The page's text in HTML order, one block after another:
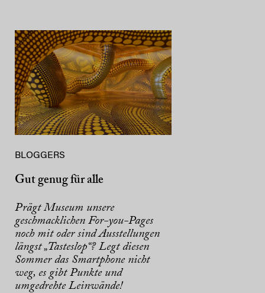
BLOGGERS
Gut genug für alle
Prägt Museum unsere
geschmacklichen For-you-Pages
noch mit oder sind Ausstellungen
längst „Tasteslop“? Legt diesen
Sommer das Smartphone nicht
weg, es gibt Punkte und
umgedrehte Leinwände!